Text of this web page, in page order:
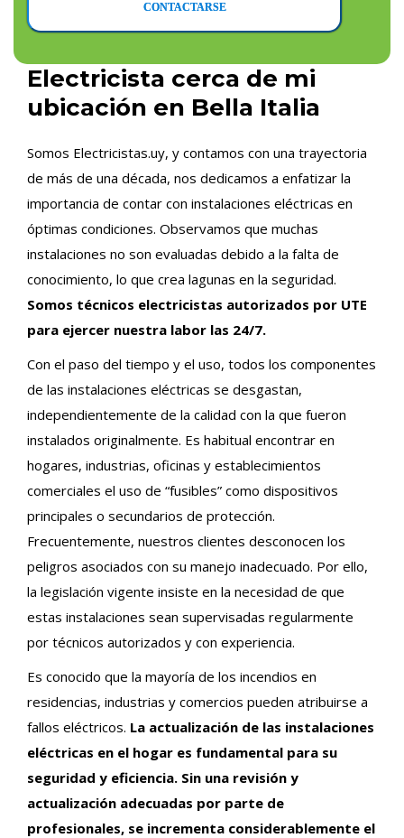
CONTACTARSE
Electricista cerca de mi
ubicación en Bella Italia
Somos Electricistas.uy, y contamos con una trayectoria
de más de una década, nos dedicamos a enfatizar la
importancia de contar con instalaciones eléctricas en
óptimas condiciones. Observamos que muchas
instalaciones no son evaluadas debido a la falta de
conocimiento, lo que crea lagunas en la seguridad.
Somos técnicos electricistas autorizados por UTE
para ejercer nuestra labor las 24/7.
Con el paso del tiempo y el uso, todos los componentes
de las instalaciones eléctricas se desgastan,
independientemente de la calidad con la que fueron
instalados originalmente. Es habitual encontrar en
hogares, industrias, oficinas y establecimientos
comerciales el uso de “fusibles” como dispositivos
principales o secundarios de protección.
Frecuentemente, nuestros clientes desconocen los
peligros asociados con su manejo inadecuado. Por ello,
la legislación vigente insiste en la necesidad de que
estas instalaciones sean supervisadas regularmente
por técnicos autorizados y con experiencia.
Es conocido que la mayoría de los incendios en
residencias, industrias y comercios pueden atribuirse a
fallos eléctricos. La actualización de las instalaciones
eléctricas en el hogar es fundamental para su
seguridad y eficiencia. Sin una revisión y
actualización adecuadas por parte de
profesionales, se incrementa considerablemente el